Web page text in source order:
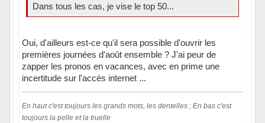
Dans tous les cas, je vise le top 50...
Oui, d'ailleurs est-ce qu'il sera possible d'ouvrir les
premières journées d'août ensemble ? J'ai peur de
zapper les pronos en vacances, avec en prime une
incertitude sur l'accès internet ...
En haut c'est toujours les grands mots, les dentelles ; En bas c'est
toujours la pelle et la truelle